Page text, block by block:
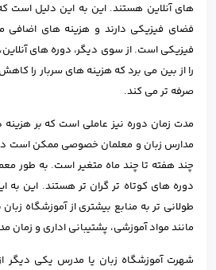
های آنلاین هستند. این به این دلیل است
فضای فیزیکی دارند و هزینه های اضافی
فیزیکی است. از سوی دیگر، دوره های
را از بین می برد که هزینه های سربار را
صرفه تر می کند.
مدت زمان دوره نیز عاملی است که بر هزینه
مدارس زبان و معلمان خصوصی ممکن است
چند هفته تا چند ماه متغیر است. به طور
دوره های کوتاه تر گران تر هستند. این
طولانی تر به منابع بیشتری از آموزشگاه
مانند مواد آموزشی، پشتیبانی اداری و زمان
شهرت آموزشگاه زبان یا مدرس یکی دیگر